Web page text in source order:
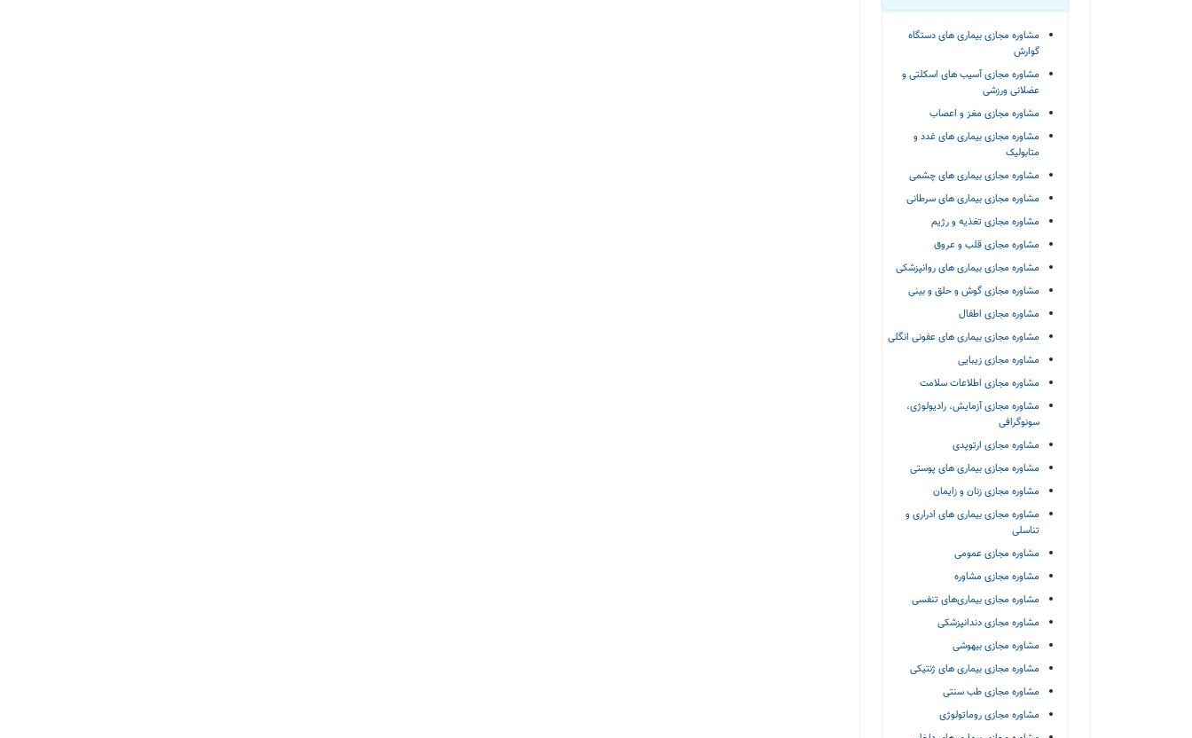
مشاوره مجازی بیماری های دستگاه
گوارش
مشاوره مجازی آسیب های اسکلتی و
عضلانی ورزشی
مشاوره مجازی مغز و اعصاب
مشاوره مجازی بیماری های غدد و
متابولیک
مشاوره مجازی بیماری های چشمی
مشاوره مجازی بیماری های سرطانی
مشاوره مجازی تغذیه و رژیم
مشاوره مجازی قلب و عروق
مشاوره مجازی بیماری های روانپزشکی
مشاوره مجازی گوش و حلق و بینی
مشاوره مجازی اطفال
مشاوره مجازی بیماری های عفونی انگلی
مشاوره مجازی زیبایی
مشاوره مجازی اطلاعات سلامت
مشاوره مجازی آزمایش، رادیولوژی،
سونوگرافی
مشاوره مجازی ارتوپدی
مشاوره مجازی بیماری های پوستی
مشاوره مجازی زنان و زایمان
مشاوره مجازی بیماری های ادراری و
تناسلی
مشاوره مجازی عمومی
مشاوره مجازی مشاوره
مشاوره مجازی بیماری‌های تنفسی
مشاوره مجازی دندانپزشکی
مشاوره مجازی بیهوشی
مشاوره مجازی بیماری های ژنتیکی
مشاوره مجازی طب سنتی
مشاوره مجازی روماتولوژی